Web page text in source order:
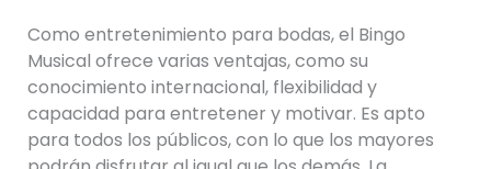
Como entretenimiento para bodas, el Bingo
Musical ofrece varias ventajas, como su
conocimiento internacional, flexibilidad y
capacidad para entretener y motivar. Es apto
para todos los públicos, con lo que los mayores